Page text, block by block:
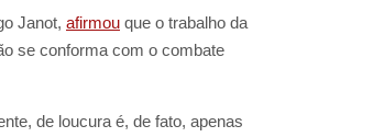
Janot, afirmou que o trabalho da
se conforma com o combate
de loucura é, de fato, apenas